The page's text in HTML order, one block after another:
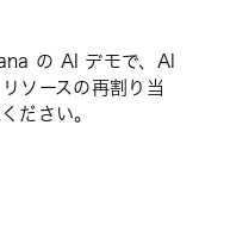
の AI デモで、AI
ソースの再割り当
ださい。